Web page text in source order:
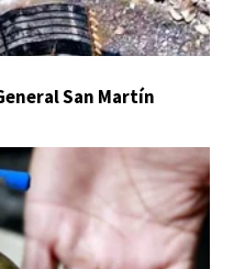
San Martín